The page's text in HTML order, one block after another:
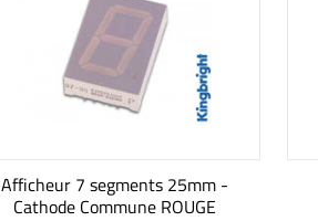
Afficheur 7 segments 25mm -
Cathode Commune ROUGE